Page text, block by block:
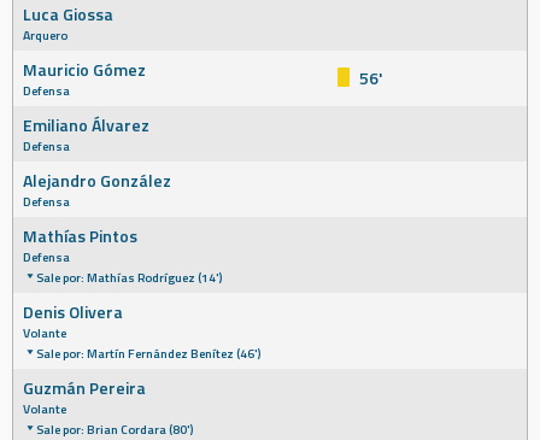
Luca Giossa
Arquero
Mauricio Gómez
Defensa
56'
Emiliano Álvarez
Defensa
Alejandro González
Defensa
Mathías Pintos
Defensa
Sale por: Mathías Rodríguez (14')
Denis Olivera
Volante
Sale por: Martín Fernández Benítez (46')
Guzmán Pereira
Volante
Sale por: Brian Cordara (80')